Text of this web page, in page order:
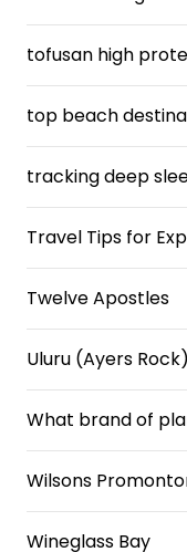
tofusan high
top beach
tracking deep
Travel Tips for
Twelve Apostles
Uluru (Ayers Rock)
What brand of
Wilsons
Wineglass Bay